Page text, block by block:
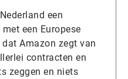
een
een Europese
Amazon zegt van
contracten en
zeggen en niets